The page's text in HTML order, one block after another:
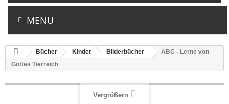
MENU
Bücher Kinder Bilderbücher
ABC - Lerne von
Gottes Tierreich
Vergrößern